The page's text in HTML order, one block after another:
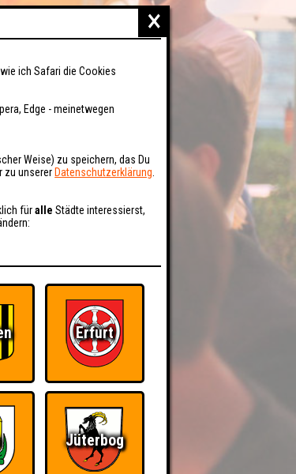
×
ich Safari die Cookies
Edge - meinetwegen
Weise) zu speichern, das Du
zu unserer Datenschutzerklärung
füralle Städte interessierst,
Erfurt
Jüterbog